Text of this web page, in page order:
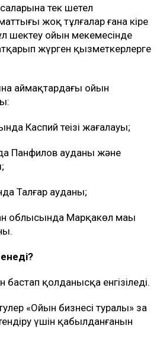
тек шетел
жоқ тұлғалар ғана кіре
шектеу ойын мекемесінде
жүрген қызметкерлерге
аймақтардағы ойын
Каспий теңізі жағалауы;
Панфилов ауданы және
Талғар ауданы;
облысында Марқакөл маңы
қолданысқа енгізіледі.
«Ойын бизнесі туралы» заң
үшін қабылданғанын